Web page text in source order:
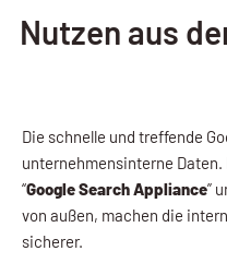
Nutzen aus
Die schnelle und treffende
unternehmensinterne
“Google Search Appliance”
von außen, machen die
sicherer.